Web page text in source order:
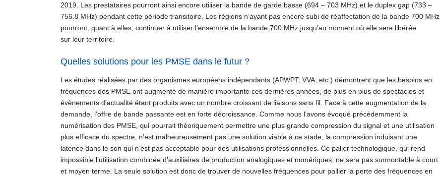
2019. Les prestataires pourront ainsi encore utiliser la bande de garde basse (694 – 703 MHz) et le duplex gap (733 –
756.8 MHz) pendant cette période transitoire. Les régions n’ayant pas encore subi de réaffectation de la bande 700 MHz
pourront, quant à elles, continuer à utiliser l’ensemble de la bande 700 MHz jusqu’au moment où elle sera libérée
sur leur territoire.
Quelles solutions pour les PMSE dans le futur ?
Les études réalisées par des organismes européens indépendants (APWPT, VVA, etc.) démontrent que les besoins en
fréquences des PMSE ont augmenté de manière importante ces dernières années, de plus en plus de spectacles et
évènements d’actualité étant produits avec un nombre croissant de liaisons sans fil. Face à cette augmentation de la
demande, l’offre de bande passante est en forte décroissance. Comme nous l’avons évoqué précédemment la
numérisation des PMSE, qui pourrait théoriquement permettre une plus grande compression du signal et une utilisation
plus efficace du spectre, n’est malheureusement pas une solution viable à ce stade, la compression induisant une
latence dans le son qui n’est pas acceptable pour des utilisations professionnelles. Ce palier technologique, qui rend
impossible l’utilisation combinée d’auxiliaires de production analogiques et numériques, ne sera pas surmontable à court
et moyen terme. La seule solution est donc de trouver de nouvelles fréquences pour pallier la perte des fréquences en